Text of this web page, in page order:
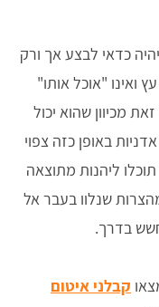
כדאי לבצע אך ורק
ואינו "אוכל אותו"
מכיוון שהוא יכול
באופן כזה צפוי
ליהנות מתוצאה
שנלוו בעבר אל
בדרך.
קבלני איטום